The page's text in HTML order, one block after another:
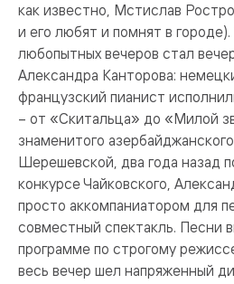
как известно, Мстислав
и его любят и помнят в
любопытных вечеров стал
Александра Канторова:
французский пианист
– от «Скитальца» до «Милой
знаменитого
Шерешевской, два года назад
конкурсе Чайковского,
просто аккомпаниатором для
совместный спектакль. Песни
программе по строгому
весь вечер шел напряженный